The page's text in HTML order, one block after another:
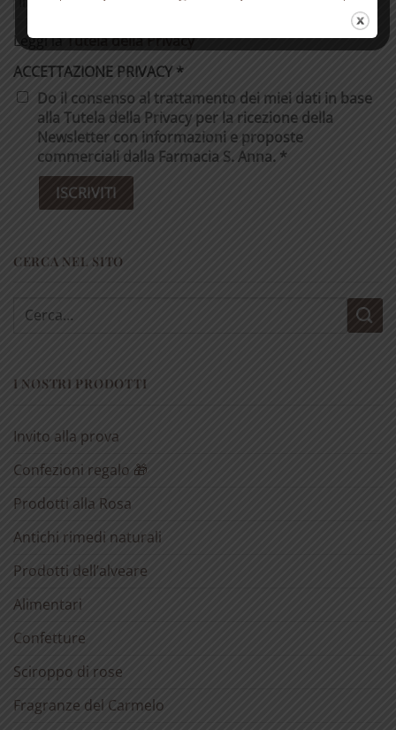
Leggi laTutela della Privacy
ACCETTAZIONE PRIVACY *
Do il consenso al trattamento dei miei dati in base
alla Tutela della Privacy per la ricezione della
Newsletter con informazioni e proposte
commerciali dalla Farmacia S. Anna. *
CERCA NEL SITO
Cerca:
I NOSTRI PRODOTTI
Invito alla prova
Confezioni regalo 🎁
Prodotti alla Rosa
Antichi rimedi naturali
Prodotti dell’alveare
Alimentari
Confetture
Sciroppo di rose
Fragranze del Carmelo